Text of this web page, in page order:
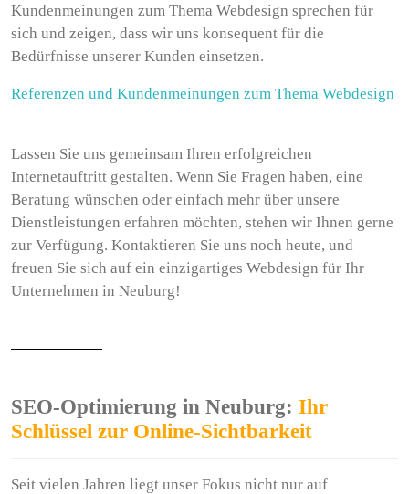
Kundenmeinungen zum Thema Webdesign sprechen für
sich und zeigen, dass wir uns konsequent für die
Bedürfnisse unserer Kunden einsetzen.
Referenzen und Kundenmeinungen zum Thema Webdesign
Lassen Sie uns gemeinsam Ihren erfolgreichen
Internetauftritt gestalten. Wenn Sie Fragen haben, eine
Beratung wünschen oder einfach mehr über unsere
Dienstleistungen erfahren möchten, stehen wir Ihnen gerne
zur Verfügung. Kontaktieren Sie uns noch heute, und
freuen Sie sich auf ein einzigartiges Webdesign für Ihr
Unternehmen in Neuburg!
SEO-Optimierung in Neuburg: Ihr
Schlüssel zur Online-Sichtbarkeit
Seit vielen Jahren liegt unser Fokus nicht nur auf